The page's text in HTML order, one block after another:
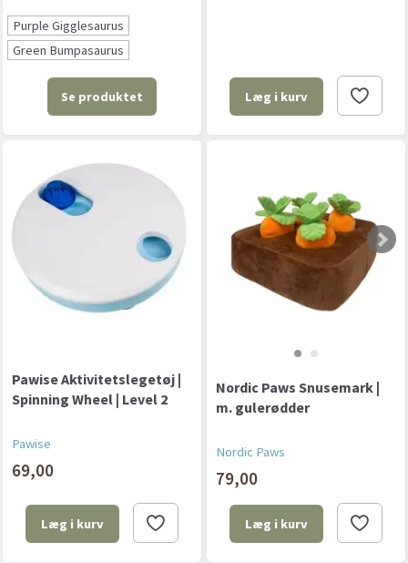
Purple Gigglesaurus
Green Bumpasaurus
Se produktet Læg i kurv
Pawise Aktivitetslegetøj |
Spinning Wheel | Level 2
Pawise
69,00
Læg i kurv
Nordic Paws Snusemark |
m. gulerødder
Nordic Paws
79,00
Læg i kurv